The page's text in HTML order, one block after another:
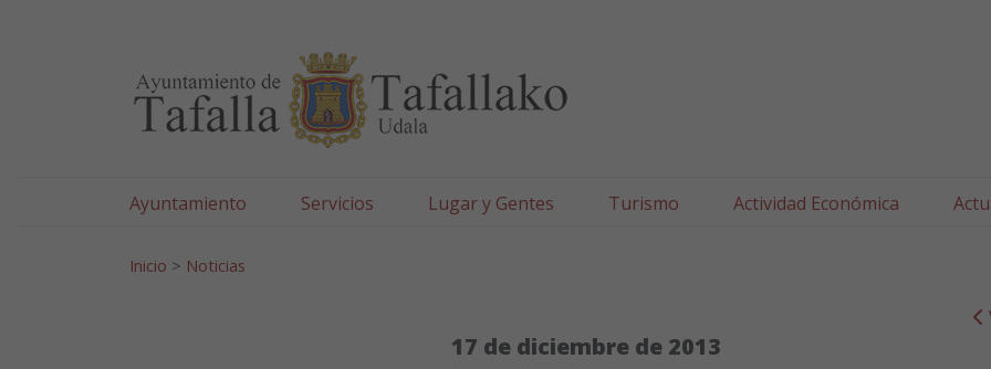
Ayuntamiento Servicios Lugar y Gentes Turismo Actividad Económica
Inicio > Noticias
17 de diciembre de 2013